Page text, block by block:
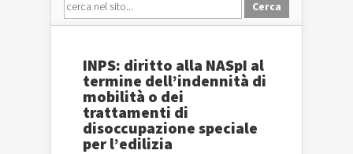
INPS: diritto alla NASpI al
termine dell’indennità di
mobilità o dei
trattamenti di
disoccupazione speciale
per l’edilizia